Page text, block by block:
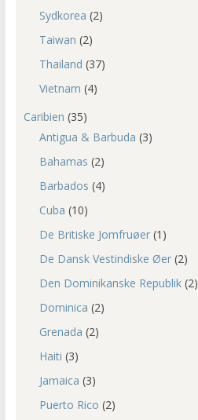
Sydkorea (2)
Taiwan (2)
Thailand (37)
Vietnam (4)
Caribien (35)
Antigua & Barbuda (3)
Bahamas (2)
Barbados (4)
Cuba (10)
De Britiske Jomfruøer(1)
De Dansk Vestindiske Øer(2)
Den Dominikanske Republik(2)
Dominica (2)
Grenada (2)
Haiti (3)
Jamaica (3)
Puerto Rico (2)